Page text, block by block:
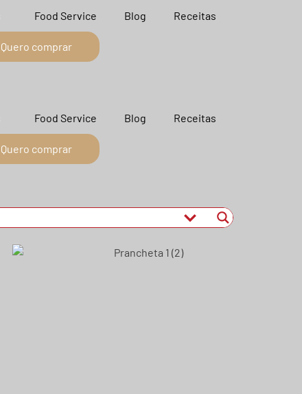
Food Service Blog Receitas
Quero comprar
Food Service Blog Receitas
Quero comprar